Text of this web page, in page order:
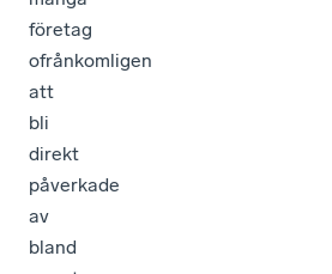
företag
ofrånkomligen
att
bli
direkt
påverkade
av
bland